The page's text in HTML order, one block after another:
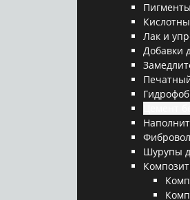
Лак и
Добавки
Шурупы